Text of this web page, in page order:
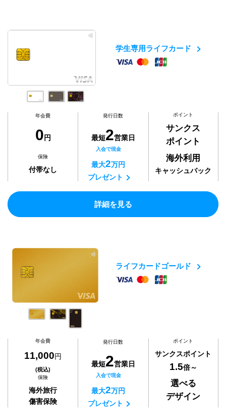
学生専用ライフカード
年会費
0 円
発行日数
最短2営業日
ポイント
サンクス
ポイント
保険
付帯なし
入会で現金
最大2万円
プレゼント
海外利用
キャッシュバック
詳細を見る
ライフカードゴールド
年会費
11,000円
(税込)
発行日数
最短2営業日
ポイント
サンクスポイント
1.5倍～
保険
海外旅行
傷害保険
入会で現金
最大2万円
プレゼント
選べる
デザイン